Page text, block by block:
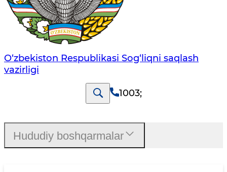
O‘zbеkistоn Rеspublikаsi Sоg‘liqni saqlash
vаzirligi
1003;
Hududiy boshqarmalar